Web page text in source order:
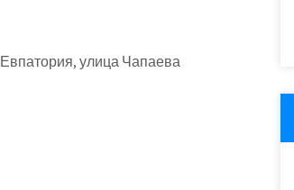
улица Чапаева